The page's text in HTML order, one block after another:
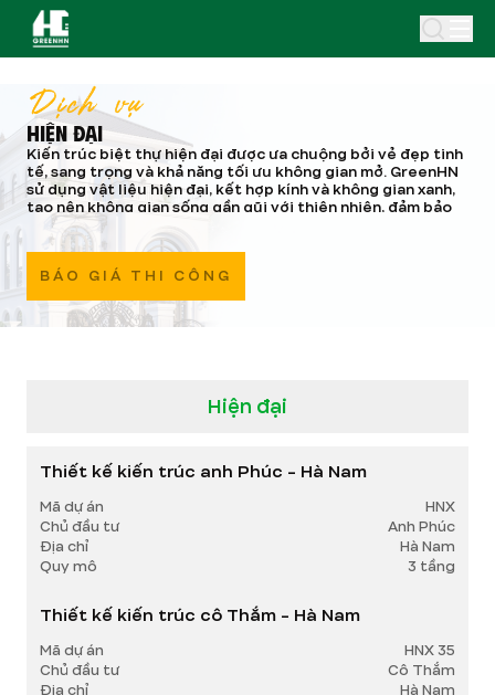
BÁO GIÁ THI CÔNG
Dịch vụ
HIỆN ĐẠI
Kiến trúc biệt thự hiện đại được ưa chuộng bởi vẻ đẹp tinh
tế, sang trọng và khả năng tối ưu không gian mở. GreenHN
sử dụng vật liệu hiện đại, kết hợp kính và không gian xanh,
tạo nên không gian sống gần gũi với thiên nhiên, đảm bảo
ánh sáng tự nhiên cho mọi không gian.
Hiện đại
Thiết kế kiến trúc anh Phúc - Hà Nam
Mã dự án
HNX
Chủ đầu tư
Anh Phúc
Địa chỉ
Hà Nam
Quy mô
3 tầng
Thiết kế kiến trúc cô Thắm - Hà Nam
Mã dự án
HNX 35
Chủ đầu tư
Cô Thắm
Địa chỉ
Hà Nam